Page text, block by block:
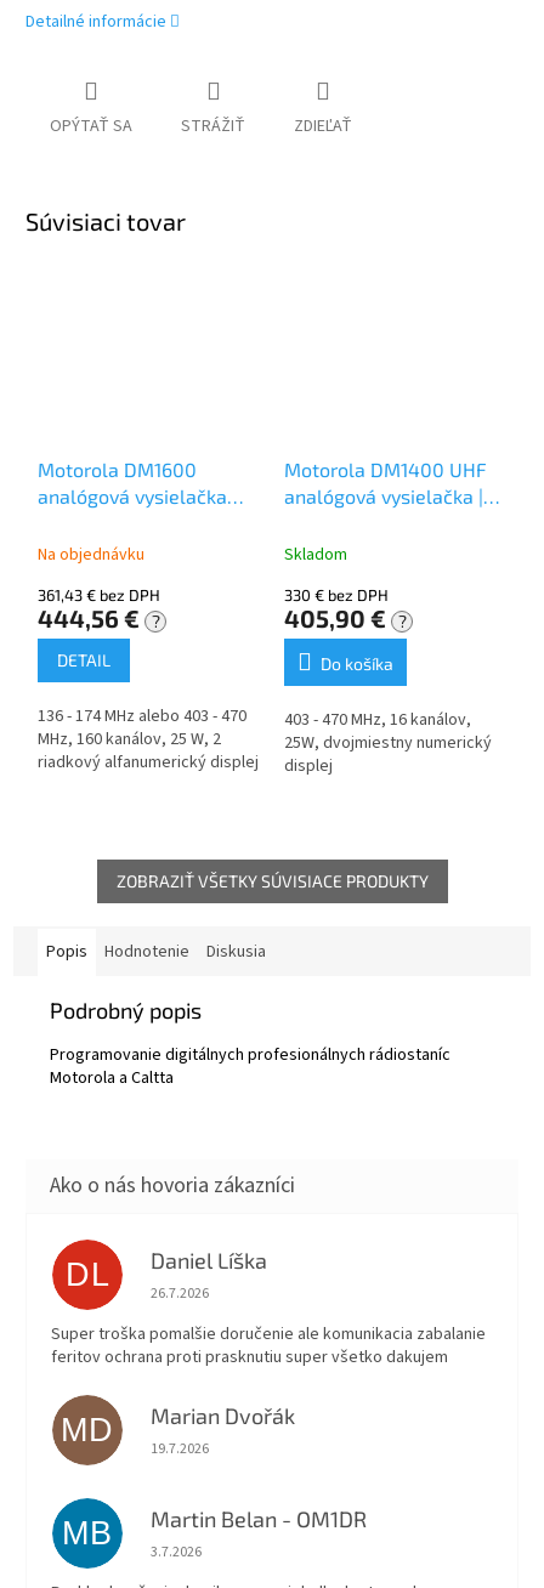
Detailné informácie
OPÝTAŤ SA STRÁŽIŤ ZDIEĽAŤ
Súvisiaci tovar
Motorola DM1600
analógová vysielačka
Na objednávku
361,43 € bez DPH
444,56 € ?
DETAIL
136 - 174 MHz alebo 403 - 470
MHz, 160 kanálov, 25 W, 2
riadkový alfanumerický displej
Motorola DM1400 UHF
analógová vysielačka |
Skladom
330 € bez DPH
405,90 € ?
Do košíka
403 - 470 MHz, 16 kanálov,
25W, dvojmiestny numerický
displej
ZOBRAZIŤ VŠETKY SÚVISIACE PRODUKTY
Popis Hodnotenie Diskusia
Podrobný popis
Programovanie digitálnych profesionálnych rádiostaníc
Motorola a Caltta
DL Daniel Líška
Hodnotenie obchodu je 5 z 5 hviezdičiek.
26.7.2026
Super troška pomalšie doručenie ale komunikacia zabalanie
feritov ochrana proti prasknutiu super všetko dakujem
MD Marian Dvořák
Hodnotenie obchodu je 5 z 5 hviezdičiek.
19.7.2026
MB Martin Belan - OM1DR
Hodnotenie obchodu je 5 z 5 hviezdičiek.
3.7.2026